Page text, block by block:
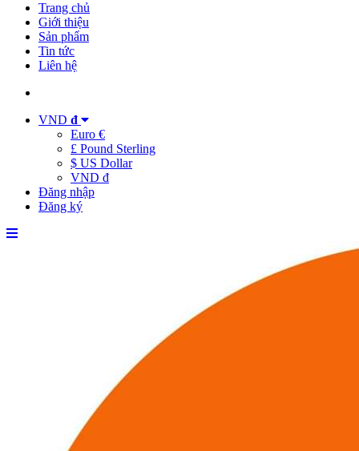
Trang chủ
Giới thiệu
Sản phẩm
Tin tức
Liên hệ
VND đ
Euro €
£ Pound Sterling
$ US Dollar
VND đ
Đăng nhập
Đăng ký